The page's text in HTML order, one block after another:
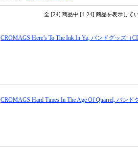
全 [24] 商品中 [1-24] 商品を表示して
CROMAGS Here’s To The Ink In Ya, バンドグッズ（
CROMAGS Hard Times In The Age Of Quarrel, バンド